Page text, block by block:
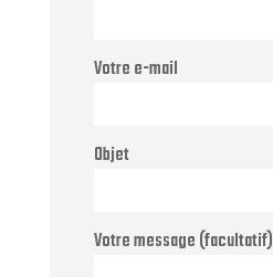
Votre e-mail
Objet
Votre message (facultatif)